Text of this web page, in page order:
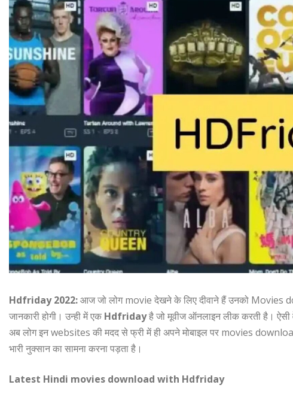
Hdfriday 2022:आज जो लोग movie देखने के लिए दीवाने हैं उनको Movies
जानकारी होगी। उन्ही में एक Hdfridayहै जो मूवीज ऑनलाइन लीक करती है। ऐसी
अब लोग इन websites की मदद से फ्री में ही अपने मोबाइल पर movies
भारी नुक्सान का सामना करना पड़ता है।
Latest Hindi movies download with Hdfriday